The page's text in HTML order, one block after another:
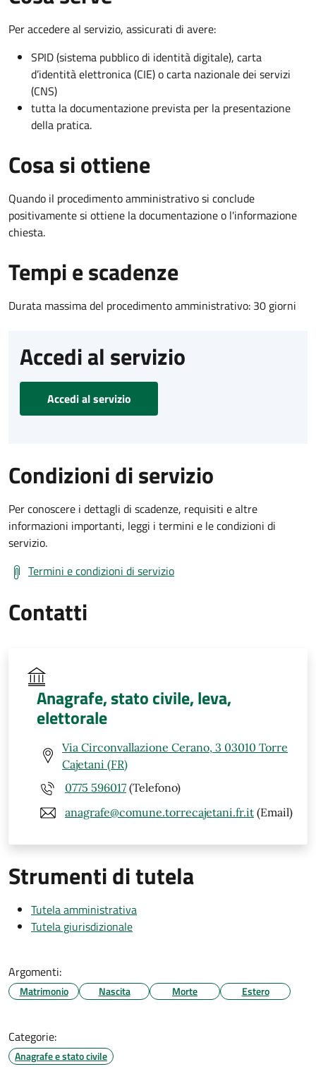
Per accedere al servizio, assicurati di avere:
SPID (sistema pubblico di identità digitale), carta
d’identità elettronica (CIE) o carta nazionale dei servizi
(CNS)
tutta la documentazione prevista per la presentazione
della pratica.
Cosa si ottiene
Quando il procedimento amministrativo si conclude
positivamente si ottiene la documentazione o l'informazione
chiesta.
Tempi e scadenze
Durata massima del procedimento amministrativo: 30 giorni
Accedi al servizio
Accedi al servizio
Condizioni di servizio
Per conoscere i dettagli di scadenze, requisiti e altre
informazioni importanti, leggi i termini e le condizioni di
servizio.
Termini e condizioni di servizio
Contatti
Anagrafe, stato civile, leva,
elettorale
Via Circonvallazione Cerano, 3 03010 Torre
Cajetani (FR)
0775 596017 (Telefono)
anagrafe@comune.torrecajetani.fr.it (Email)
Strumenti di tutela
Tutela amministrativa
Tutela giurisdizionale
Argomenti:
Matrimonio Nascita Morte Estero
Categorie:
Anagrafe e stato civile